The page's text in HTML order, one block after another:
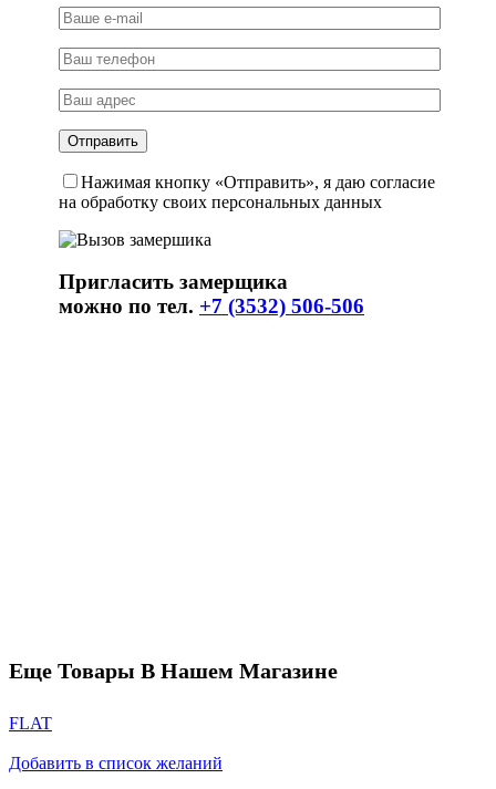
Нажимая кнопку «Отправить», я даю согласие
на обработку своих персональных данных
Пригласить замерщика
можно по тел. +7 (3532) 506-506
Еще Товары В Нашем Магазине
FLAT
Добавить в список желаний